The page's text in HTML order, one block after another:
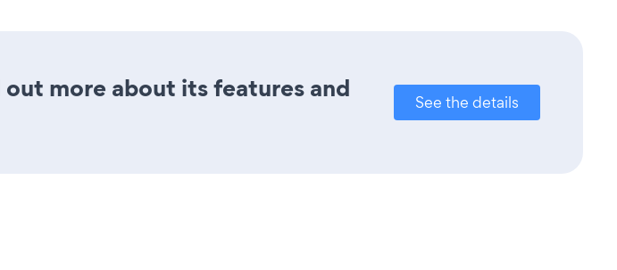
more about its features and
See the details